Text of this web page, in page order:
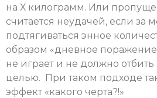
на Х килограмм. Или
считается неудачей, если за
подтягиваться энное
образом «дневное
не играет и не должно отбить
целью. При таком подходе
эффект «какого черта?!»